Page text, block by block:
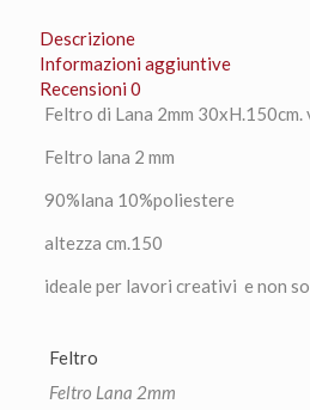
Descrizione
Informazioni aggiuntive
Recensioni 0
Feltro di Lana 2mm 30xH.150cm.
Feltro lana 2 mm
90%lana 10%poliestere
altezza cm.150
ideale per lavori creativi e non
Feltro
Feltro Lana 2mm